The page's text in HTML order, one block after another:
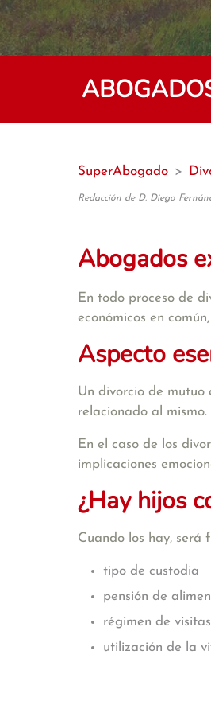
SuperAbogado >
Redacción de D. Diego
Abogados
En todo proceso de
económicos en
Aspecto
Un divorcio de mutuo
relacionado al mismo.
En el caso de los
implicaciones
¿Hay hijos
Cuando los hay, será
tipo de custodia
pensión de
régimen de visitas
utilización de la